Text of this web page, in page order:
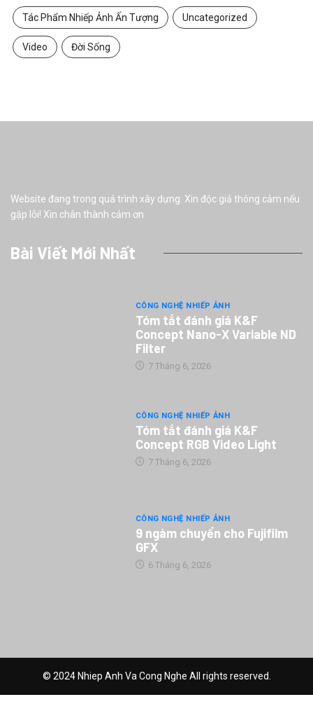
Tác Phẩm Nhiếp Ảnh Ấn Tượng Uncategorized
Video Đời Sống
Website đang trong quá trình xây dựng. Xin độc giả thông cảm nếu
gặp lỗi! Xin chân thành cảm ơn
Bài Viết Mới Nhất
CÔNG NGHỆ NHIẾP ẢNH
Tóm tắt đánh giá K&F
Concept Nano-X Variable ND
Filter
7 Tháng 6, 2026
CÔNG NGHỆ NHIẾP ẢNH
Tóm tắt đánh giá K&F
Concept RGB Video Light
7 Tháng 6, 2026
CÔNG NGHỆ NHIẾP ẢNH
9 ngàm chuyển cho Fujifilm
GFX
6 Tháng 6, 2026
© 2024 Nhiep Anh Va Cong Nghe All rights reserved.